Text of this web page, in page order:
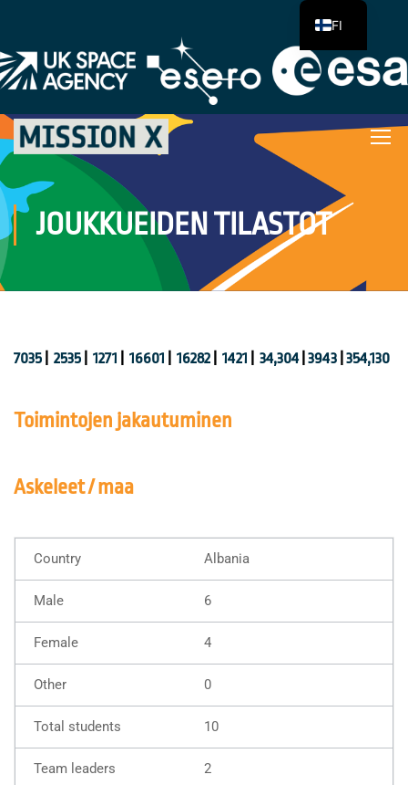
JOUKKUEIDEN TILASTOT
7035 2535 1271 16601 16282 1421 34,304 3943 354,130
Toimintojen jakautuminen
Askeleet / maa
Albania
6
4
0
10
2
FI